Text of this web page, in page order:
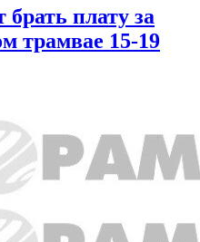
брать плату за
трамвае 15-19